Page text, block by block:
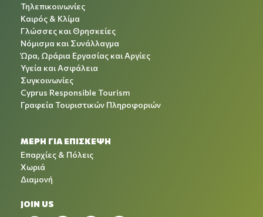
Τηλεπικοινωνίες
Καιρός & Κλίμα
Γλώσσες και Θρησκείες
Νόμισμα και Συνάλλαγμα
Ώρα, Ωράρια Εργασίας και Αργίες
Υγεία και Ασφάλεια
Συγκοινωνίες
Cyprus Responsible Tourism
Γραφεία Τουριστικών Πληροφοριών
ΜΕΡΗ ΓΙΑ ΕΠΙΣΚΕΨΗ
Επαρχίες & Πόλεις
Χωριά
Διαμονή
JOIN US